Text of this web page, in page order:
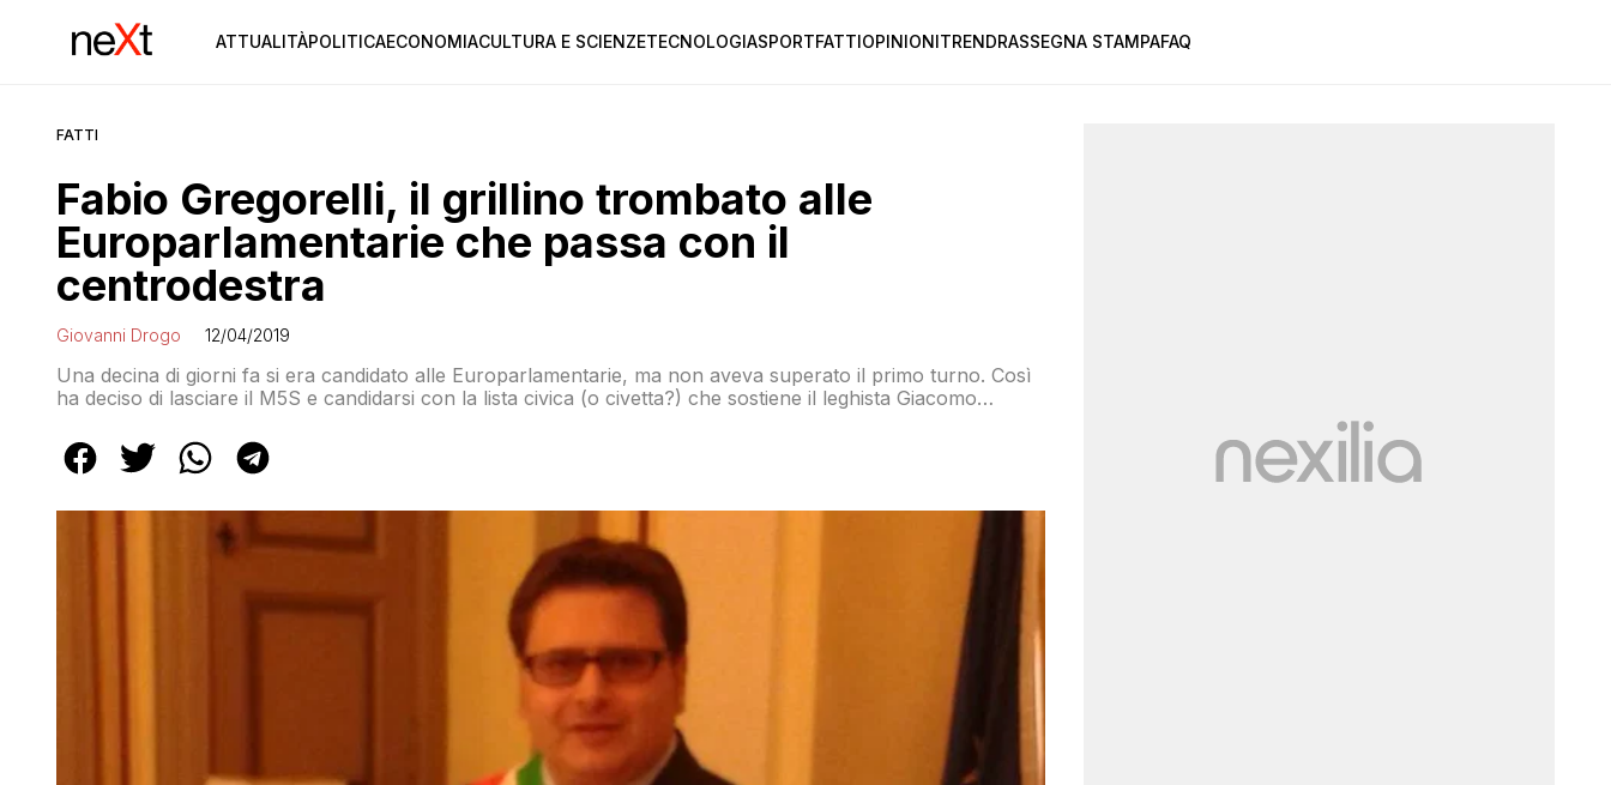
ATTUALITÀPOLITICAECONOMIACULTURA E SCIENZETECNOLOGIASPORTFATTIOPINIONITRENDRASSEGNA STAMPAFAQ
FATTI
Fabio Gregorelli, il grillino trombato alle
Europarlamentarie che passa con il
centrodestra
Giovanni Drogo 12/04/2019
Una decina di giorni fa si era candidato alle Europarlamentarie, ma non aveva superato il primo turno. Così
ha deciso di lasciare il M5S e candidarsi con la lista civica (o civetta?) che sostiene il leghista Giacomo